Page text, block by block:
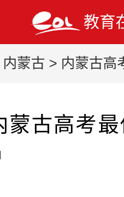
教育
内蒙古 > 内蒙古高
蒙古高考